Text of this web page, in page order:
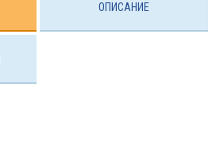
ОПИСАНИЕ